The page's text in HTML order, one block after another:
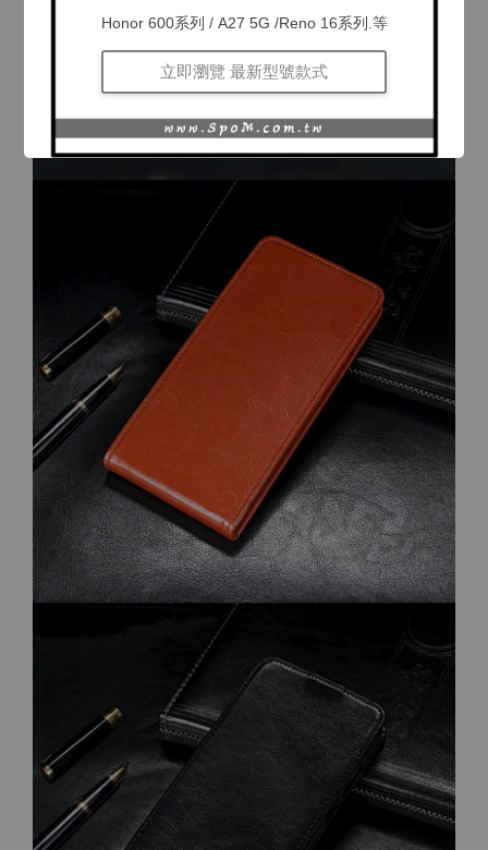
Honor 600系列 / A27 5G /Reno 16系列.等
立即瀏覽 最新型號款式